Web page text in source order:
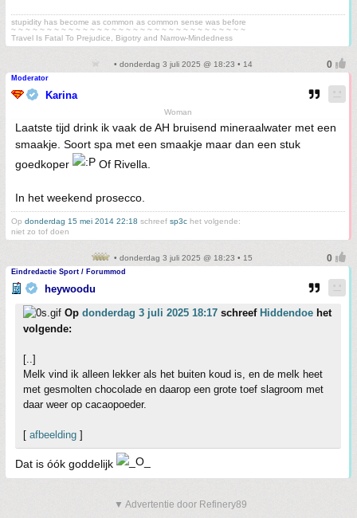
stupidity has become as common as common sense was before
~ ~ ~ ~ ~ ~ ~ ~ ~ ~ ~ ~ ~ ~ ~ ~ ~ ~ ~ ~ ~ ~ ~ ~ ~ ~ ~ ~ ~ ~ ~ ~ ~
Travel Is Fatal To Prejudice, Bigotry and Narrow-Mindedness
• donderdag 3 juli 2025 @ 18:23 • 14
Moderator
Karina
Woman
Laatste tijd drink ik vaak de AH bruisend mineraalwater met een
smaakje. Soort spa met een smaakje maar dan een stuk
goedkoper
Of Rivella.
In het weekend prosecco.
Op donderdag 15 mei 2014 22:18 schreef sp3c het volgende:
niet zo tof doen
• donderdag 3 juli 2025 @ 18:23 • 15
Eindredactie Sport / Forummod
heywoodu
Op donderdag 3 juli 2025 18:17 schreef Hiddendoe het
volgende:
[..]
Melk vind ik alleen lekker als het buiten koud is, en de melk heet
met gesmolten chocolade en daarop een grote toef slagroom met
daar weer op cacaopoeder.
[ afbeelding ]
Dat is óók goddelijk
▼ Advertentie door Refinery89